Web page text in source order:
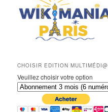
CHOISIR EDITION MULTIMÉDI@
Veuillez choisir votre option